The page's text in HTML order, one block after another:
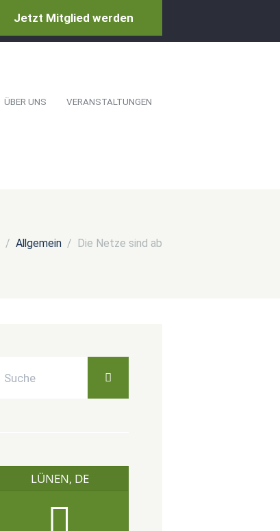
Jetzt Mitglied werden
ÜBER UNS VERANSTALTUNGEN
Allgemein Die Netze sind ab
LÜNEN, DE